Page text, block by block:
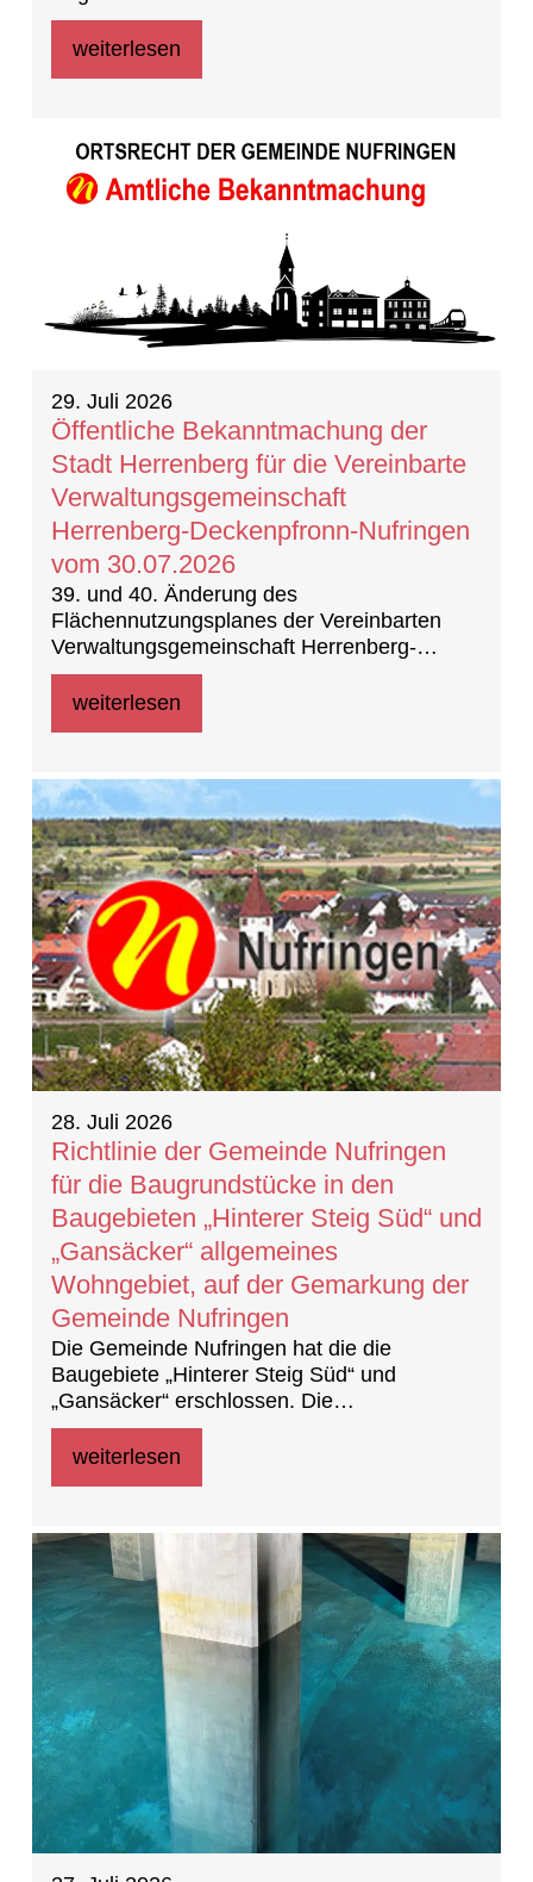
weiterlesen
29. Juli 2026
Öffentliche Bekanntmachung der
Stadt Herrenberg für die Vereinbarte
Verwaltungsgemeinschaft
Herrenberg-Deckenpfronn-Nufringen
vom 30.07.2026
39. und 40. Änderung des
Flächennutzungsplanes der Vereinbarten
Verwaltungsgemeinschaft Herrenberg-
Deckenpfronn-Nufringen
weiterlesen
28. Juli 2026
Richtlinie der Gemeinde Nufringen
für die Baugrundstücke in den
Baugebieten „Hinterer Steig Süd“ und
„Gansäcker“ allgemeines
Wohngebiet, auf der Gemarkung der
Gemeinde Nufringen
Die Gemeinde Nufringen hat die die
Baugebiete „Hinterer Steig Süd“ und
„Gansäcker“ erschlossen. Die
Baufeldfreigabe erfolgte am 21. Mai 2026.
Die Grundstücke sind weiterhin im Eigentum
weiterlesen